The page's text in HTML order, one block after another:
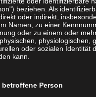
9374-23, E-Mail:
beziehen. Als
oder indirekt,
Namen, zu einer
oder zu einem oder
physiologischen,
oder sozialen Identität
kann.
Person